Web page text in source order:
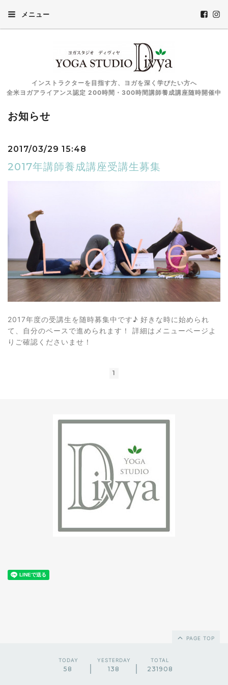
メニュー
インストラクターを目指す方、ヨガを深く学びたい方へ
全米ヨガアライアンス認定 200時間・300時間講師養成講座随時開催中
お知らせ
2017/03/29 15:48
2017年講師養成講座受講生募集
2017年度の受講生を随時募集中です♪ 好きな時に始められ
て、自分のペースで進められます！ 詳細はメニューページよ
りご確認くださいませ！
1
PAGE TOP
TODAY
58
YESTERDAY
138
TOTAL
231908